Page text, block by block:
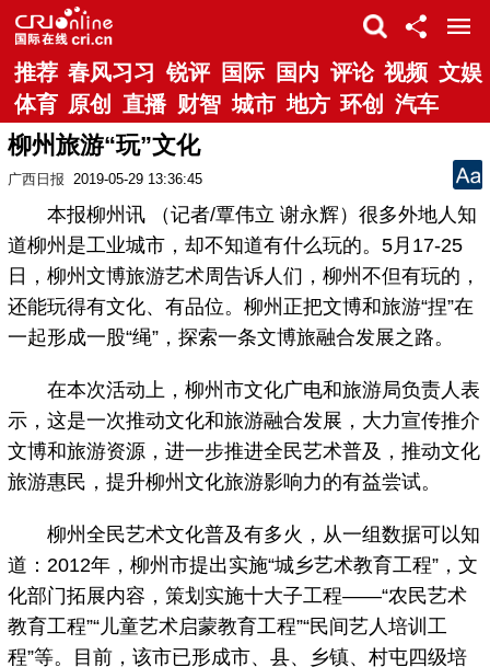
推荐 春风习习 锐评 国际 国内 评论 视频 文娱
体育 原创 直播 财智 城市 地方 环创 汽车
柳州旅游“玩”文化
广西日报 2019-05-29 13:36:45
本报柳州讯 （记者/覃伟立 谢永辉）很多外地人知
道柳州是工业城市，却不知道有什么玩的。5月17-25
日，柳州文博旅游艺术周告诉人们，柳州不但有玩的，
还能玩得有文化、有品位。柳州正把文博和旅游“捏”在
一起形成一股“绳”，探索一条文博旅融合发展之路。
在本次活动上，柳州市文化广电和旅游局负责人表
示，这是一次推动文化和旅游融合发展，大力宣传推介
文博和旅游资源，进一步推进全民艺术普及，推动文化
旅游惠民，提升柳州文化旅游影响力的有益尝试。
柳州全民艺术文化普及有多火，从一组数据可以知
道：2012年，柳州市提出实施“城乡艺术教育工程”，文
化部门拓展内容，策划实施十大子工程——“农民艺术
教育工程”“儿童艺术启蒙教育工程”“民间艺人培训工
程”等。目前，该市已形成市、县、乡镇、村屯四级培